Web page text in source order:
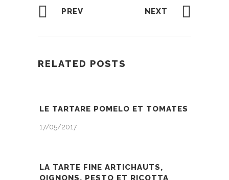
PREV NEXT
RELATED POSTS
LE TARTARE POMELO ET TOMATES
17/05/2017
LA TARTE FINE ARTICHAUTS,
OIGNONS, PESTO ET RICOTTA